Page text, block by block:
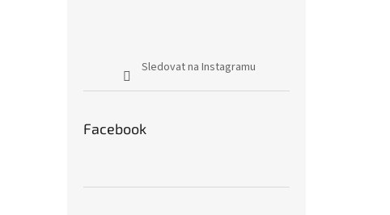
Sledovat na Instagramu
Facebook